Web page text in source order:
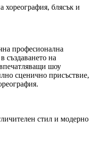
хореография, блясък и
професионална
създаването на
шоу
сценично присъствие,
стил и модерно